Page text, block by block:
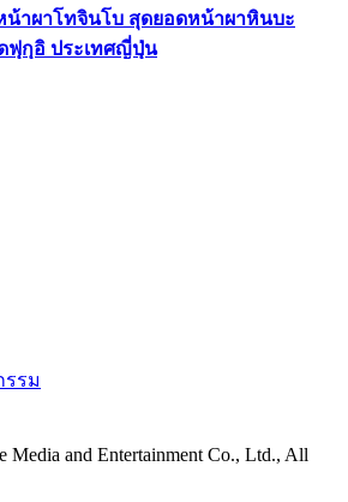
น้าผาโทจินโบ สุดยอดหน้าผาหินบะ
ฟุกุอิ ประเทศญี่ปุ่น
รรม
Media and Entertainment Co., Ltd., All